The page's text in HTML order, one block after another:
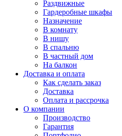
Раздвижные
Гардеробные шкафы
Назначение
В комнату
В нишу
В спальню
В частный дом
На балкон
Доставка и оплата
Как сделать заказ
Доставка
Оплата и рассрочка
О компании
Производство
Гарантия